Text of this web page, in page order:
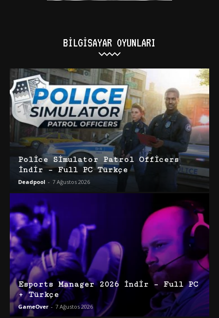
BILGISAYAR OYUNLARI
Police Simulator Patrol Officers
İndir – Full PC Türkçe
Deadpool - 7 Ağustos 2026
Esports Manager 2026 İndir – Full PC
+ Türkçe
GameOver - 7 Ağustos 2026